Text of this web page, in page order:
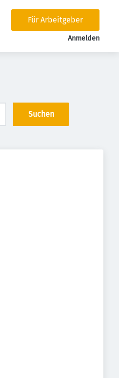
Für Arbeitgeber
Anmelden
Suchen